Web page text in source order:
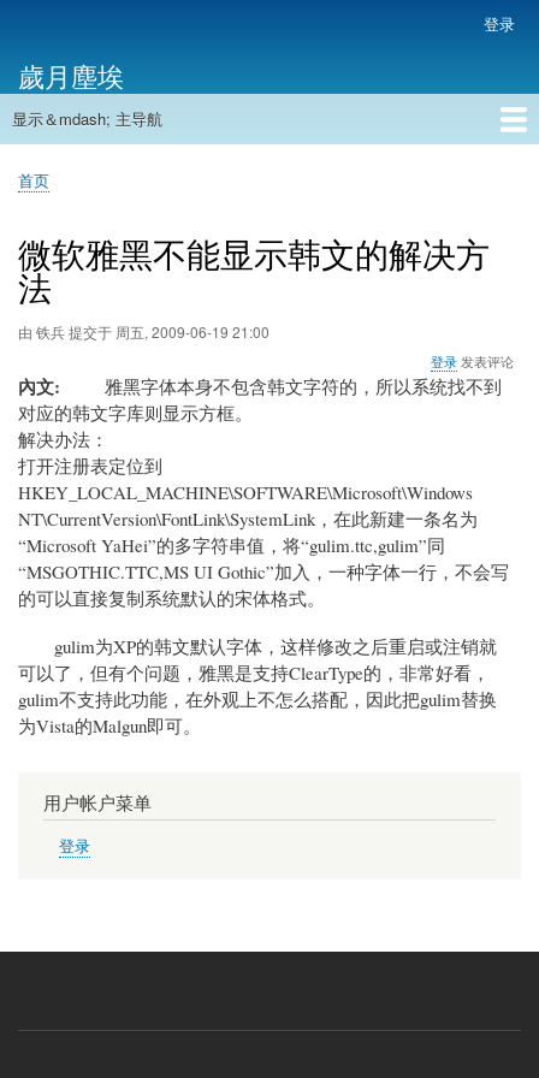
主
内
帐
户
菜
单
登录
歲月塵埃
主
航
显示＆mdash; 主导航
首页
面
屑
首页
微软雅黑不能显示韩文的解决方
法
由 铁兵提交于 周五, 2009-06-19 21:00
登录 发表评论
內文
雅黑字体本身不包含韩文字符的，所以系统找不到
对应的韩文字库则显示方框。
解决办法：
打开注册表定位到
HKEY_LOCAL_MACHINE\SOFTWARE\Microsoft\Windows
NT\CurrentVersion\FontLink\SystemLink，在此新建一条名为
“Microsoft YaHei”的多字符串值，将“gulim.ttc,gulim”同
“MSGOTHIC.TTC,MS UI Gothic”加入，一种字体一行，不会写
的可以直接复制系统默认的宋体格式。
gulim为XP的韩文默认字体，这样修改之后重启或注销就
可以了，但有个问题，雅黑是支持ClearType的，非常好看，
gulim不支持此功能，在外观上不怎么搭配，因此把gulim替换
为Vista的Malgun即可。
用户帐户菜单
登录